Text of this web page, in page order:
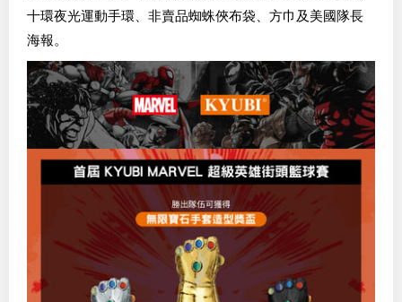
十環夜光運動手環、非賣品蜘蛛俠布袋、方巾及美國隊長
海報。